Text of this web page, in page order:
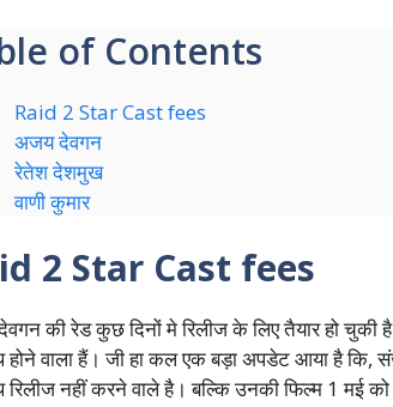
of Contents
Raid 2 Star Cast fees
अजय देवगन
रेतेश देशमुख
वाणी कुमार
2 Star Cast fees
की रेड कुछ दिनों मे रिलीज के लिए तैयार हो चुकी
वाला हैं। जी हा कल एक बड़ा अपडेट आया है कि,
नहीं करने वाले है। बल्कि उनकी फिल्म 1 मई